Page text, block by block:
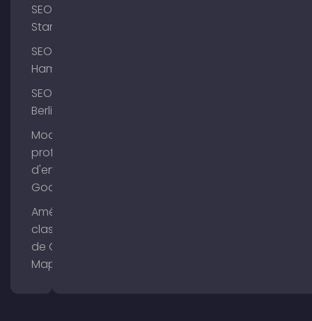
SEO
Starnberg
SEO
Hambourg
SEO
Berlin
Modifier le
profil
d'entreprise
Google
Améliorer le
classement
de Google
Maps